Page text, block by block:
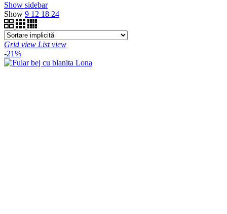
Show sidebar
Show 9 12 18 24
Grid view List view
-21%